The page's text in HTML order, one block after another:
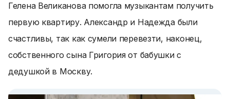
Гелена Великанова помогла музыкантам получить
первую квартиру. Александр и Надежда были
счастливы, так как сумели перевезти, наконец,
собственного сына Григория от бабушки с
дедушкой в Москву.